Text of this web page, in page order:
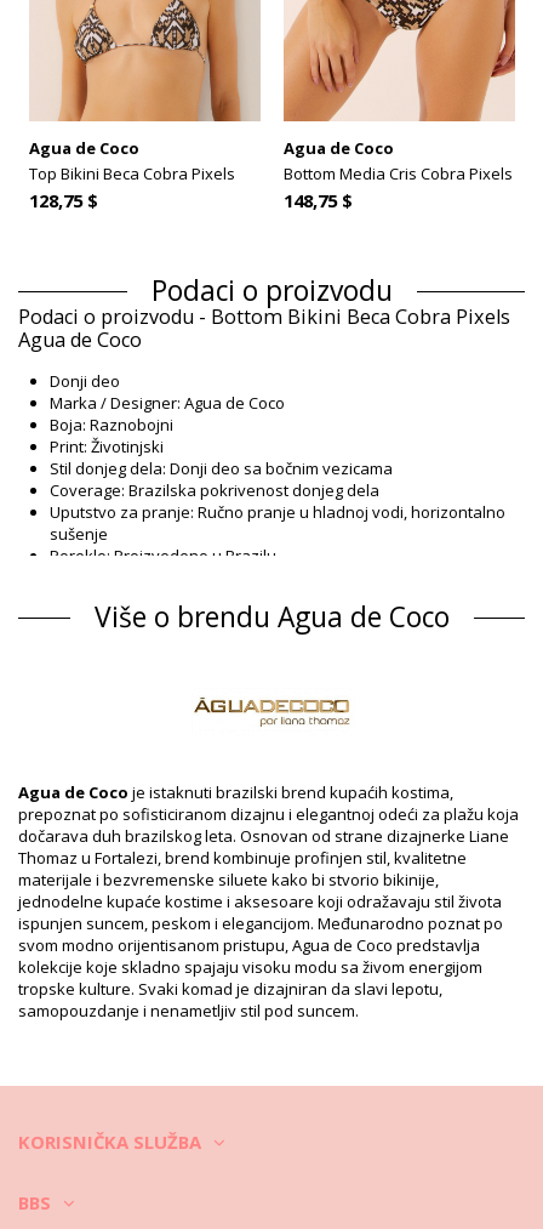
Agua de Coco
Top Bikini Beca Cobra Pixels
128,75 $
Agua de Coco
Bottom Media Cris Cobra Pixels
148,75 $
Podaci o proizvodu
Podaci o proizvodu - Bottom Bikini Beca Cobra Pixels
Agua de Coco
Donji deo
Marka / Designer: Agua de Coco
Boja: Raznobojni
Print: Životinjski
Stil donjeg dela: Donji deo sa bočnim vezicama
Coverage: Brazilska pokrivenost donjeg dela
Uputstvo za pranje: Ručno pranje u hladnoj vodi, horizontalno
sušenje
Poreklo: Proizvedeno u Brazilu
Sastav
Informacije o proizvodu
uključen)
HS CODE: 6112.41.0010
SKU: 1981120836
EAN: XS (7899818101855), S (7909598541779), M (7909598541786),
L (7909598541793), XL (7899818101893)
Referenca dobavljača: C1242B1445
Težina: 45g / 0.1lb / 1.59oz
Print nije tačan i može varirati prema rezu
Retuširane fotografije
Uputstva za pranje i negu
Uputstva za negu za: Agua de Coco Bottom Bikini Beca
Želite li da u svom novom kupaćem kostimu uživate nekoliko
kostim nosite više od jednog leta, ali šta učiniti da potraje i više
Pre svega, izbegavajte hrapave površine. Kada želite da legnete ili
Više o brendu Agua de Coco
Agua de Coco je istaknuti brazilski brend kupaćih kostima,
prepoznat po sofisticiranom dizajnu i elegantnoj odeći za plažu koja
dočarava duh brazilskog leta. Osnovan od strane dizajnerke Liane
Thomaz u Fortalezi, brend kombinuje profinjen stil, kvalitetne
materijale i bezvremenske siluete kako bi stvorio bikinije,
jednodelne kupaće kostime i aksesoare koji odražavaju stil života
ispunjen suncem, peskom i elegancijom. Međunarodno poznat po
svom modno orijentisanom pristupu, Agua de Coco predstavlja
kolekcije koje skladno spajaju visoku modu sa živom energijom
tropske kulture. Svaki komad je dizajniran da slavi lepotu,
samopouzdanje i nenametljiv stil pod suncem.
KORISNIČKA SLUŽBA
BBS